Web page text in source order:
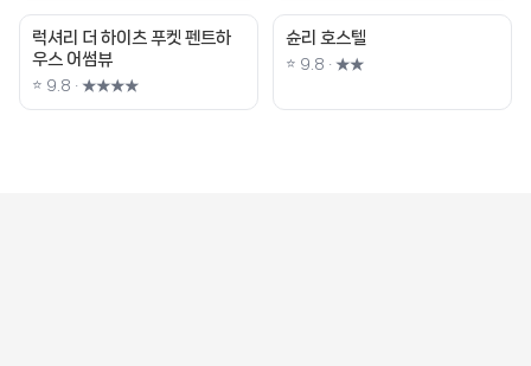
럭셔리 더 하이츠 푸켓 펜트하
우스 어썸뷰
⭐ 9.8 · ★★★★
슌리 호스텔
⭐ 9.8 · ★★